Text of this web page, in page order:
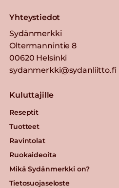
Yhteystiedot
Sydänmerkki
Oltermannintie 8
00620 Helsinki
sydanmerkki@sydanliitto.fi
Kuluttajille
Reseptit
Tuotteet
Ravintolat
Ruokaideoita
Mikä Sydänmerkki on?
Tietosuojaseloste